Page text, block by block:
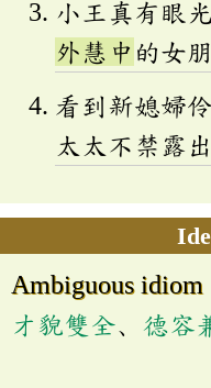
小王真有眼
外慧中 的女
看到新媳婦
太太不禁露
Ambiguous idiom
才貌雙全、 德容